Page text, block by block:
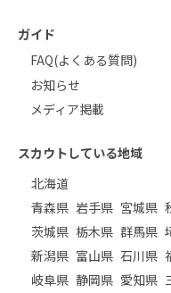
ガイド
FAQ(よくある質問)
お知らせ
メディア掲載
スカウトしている地域
北海道
青森県 岩手県 宮城県
茨城県 栃木県 群馬県
新潟県 富山県 石川県
岐阜県 静岡県 愛知県